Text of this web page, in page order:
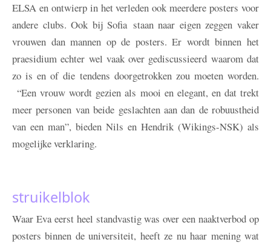
ELSA en ontwierp in het verleden ook meerdere posters voor
andere clubs. Ook bij Sofia staan naar eigen zeggen vaker
vrouwen dan mannen op de posters. Er wordt binnen het
praesidium echter wel vaak over gediscussieerd waarom dat
zo is en of die tendens doorgetrokken zou moeten worden.
“Een vrouw wordt gezien als mooi en elegant, en dat trekt
meer personen van beide geslachten aan dan de robuustheid
van een man”, bieden Nils en Hendrik (Wikings-NSK) als
mogelijke verklaring.
struikelblok
Waar Eva eerst heel standvastig was over een naaktverbod op
posters binnen de universiteit, heeft ze nu haar mening wat